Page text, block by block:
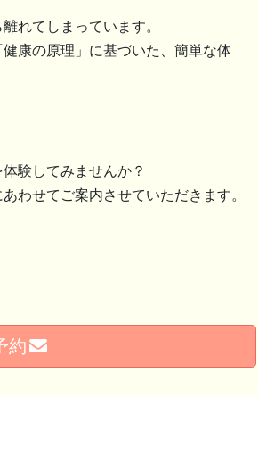
れてしまっています。
康の原理」に基づいた、簡単な体
験してみませんか？
わせてご案内させていただきます。
約